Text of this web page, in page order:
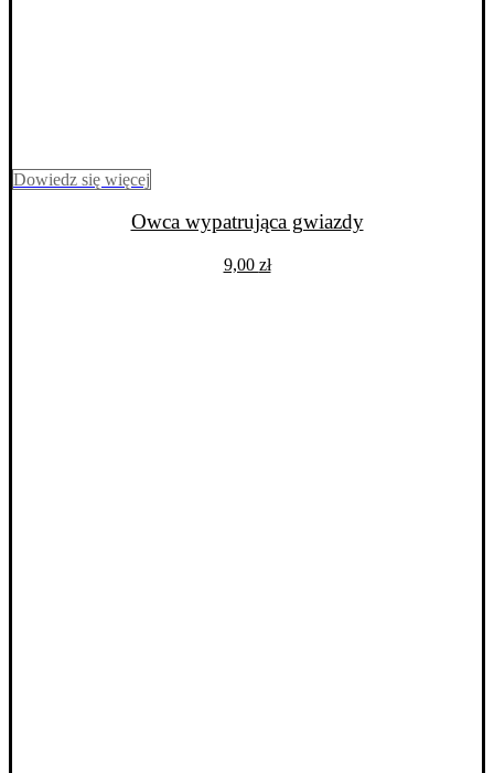
Dowiedz się więcej
Owca wypatrująca gwiazdy
9,00 zł